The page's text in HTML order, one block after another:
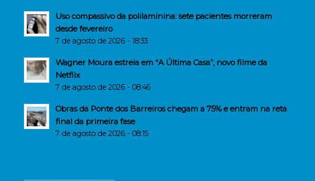
Uso compassivo da polilaminina: sete pacientes morreram
desde fevereiro
7 de agosto de 2026 - 18:33
Wagner Moura estreia em “A Última Casa”, novo filme da
Netflix
7 de agosto de 2026 - 08:46
Obras da Ponte dos Barreiros chegam a 75% e entram na reta
final da primeira fase
7 de agosto de 2026 - 08:15